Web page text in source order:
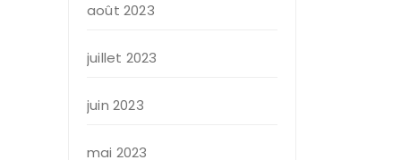
août 2023
juillet 2023
juin 2023
mai 2023